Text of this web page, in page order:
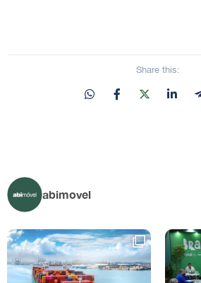
Share this:
abimovel